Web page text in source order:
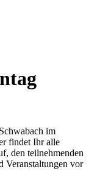
im
findet Ihr alle
den teilnehmenden
Veranstaltungen vor